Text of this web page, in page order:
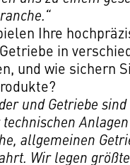
Ihre
in
und wie sichern
und Getriebe sind
allgemeinen
Wir legen